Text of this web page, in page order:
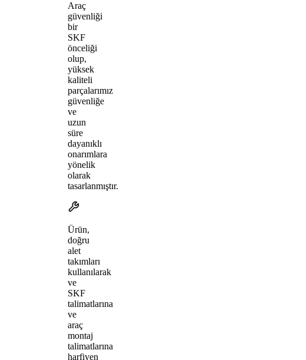
Araç
güvenliği
bir
SKF
önceliği
olup,
yüksek
kaliteli
parçalarımız
güvenliğe
ve
uzun
süre
dayanıklı
onarımlara
yönelik
olarak
tasarlanmıştır.
Ürün,
doğru
alet
takımları
kullanılarak
ve
SKF
talimatlarına
ve
araç
montaj
talimatlarına
harfiyen